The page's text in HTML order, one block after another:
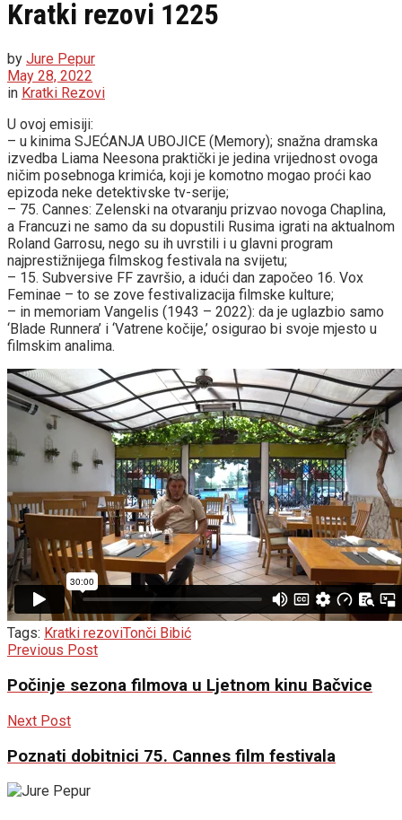
Kratki rezovi 1225
by Jure Pepur
May 28, 2022
in Kratki Rezovi
U ovoj emisiji:
– u kinima SJEĆANJA UBOJICE (Memory); snažna dramska
izvedba Liama Neesona praktički je jedina vrijednost ovoga
ničim posebnoga krimića, koji je komotno mogao proći kao
epizoda neke detektivske tv-serije;
– 75. Cannes: Zelenski na otvaranju prizvao novoga Chaplina,
a Francuzi ne samo da su dopustili Rusima igrati na aktualnom
Roland Garrosu, nego su ih uvrstili i u glavni program
najprestižnijega filmskog festivala na svijetu;
– 15. Subversive FF završio, a idući dan započeo 16. Vox
Feminae – to se zove festivalizacija filmske kulture;
– in memoriam Vangelis (1943 – 2022): da je uglazbio samo
‘Blade Runnera’ i ‘Vatrene kočije,’ osigurao bi svoje mjesto u
filmskim analima.
Tags: Kratki rezoviTonči Bibić
Previous Post
Počinje sezona filmova u Ljetnom kinu Bačvice
Next Post
Poznati dobitnici 75. Cannes film festivala